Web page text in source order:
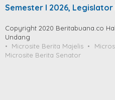
Semester I 2026, Legislator
Copyright 2020 Beritabuana.co
Undang
Microsite Berita Majelis
Microsite Berita Senator